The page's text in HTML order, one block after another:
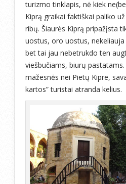
turizmo tinklapis, nė kiek
Kiprą graikai faktiškai paliko
ribų. Šiaurės Kiprą pripažįsta
uostus, oro uostus, nekeliauja
bet tai jau nebetrukdo ten
viešbučiams, biurų
mažesnės nei Pietų Kipre,
kartos” turistai atranda kelius.